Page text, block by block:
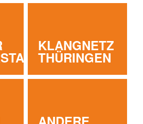
KLANGNETZ
THÜRINGEN